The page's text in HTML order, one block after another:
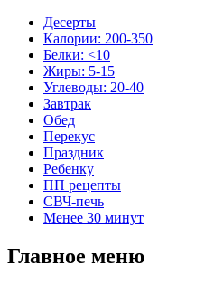
Десерты
Калории: 200-350
Белки: <10
Жиры: 5-15
Углеводы: 20-40
Завтрак
Обед
Перекус
Праздник
Ребенку
ПП рецепты
СВЧ-печь
Менее 30 минут
Главное меню